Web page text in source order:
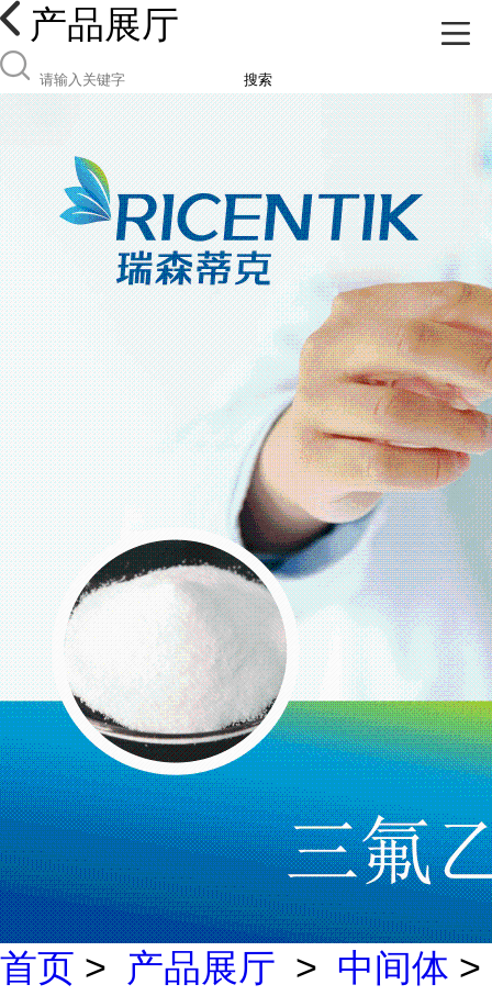
产品展厅
搜索
首页 > 产品展厅 > 中间体 >